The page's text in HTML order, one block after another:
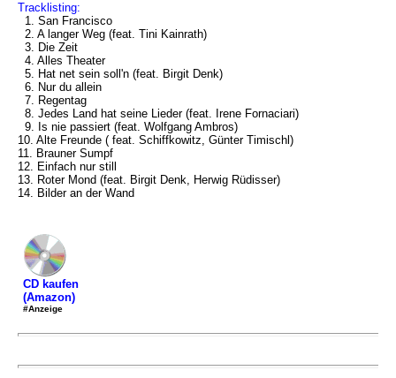
Tracklisting:
1. San Francisco
2. A langer Weg (feat. Tini Kainrath)
3. Die Zeit
4. Alles Theater
5. Hat net sein soll'n (feat. Birgit Denk)
6. Nur du allein
7. Regentag
8. Jedes Land hat seine Lieder (feat. Irene Fornaciari)
9. Is nie passiert (feat. Wolfgang Ambros)
10. Alte Freunde ( feat. Schiffkowitz, Günter Timischl)
11. Brauner Sumpf
12. Einfach nur still
13. Roter Mond (feat. Birgit Denk, Herwig Rüdisser)
14. Bilder an der Wand
CD kaufen
(Amazon)
#Anzeige